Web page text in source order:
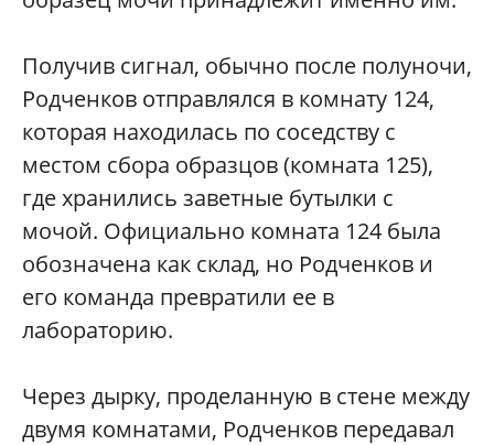
Получив сигнал, обычно после полуночи,
Родченков отправлялся в комнату 124,
которая находилась по соседству с
местом сбора образцов (комната 125),
где хранились заветные бутылки с
мочой. Официально комната 124 была
обозначена как склад, но Родченков и
его команда превратили ее в
лабораторию.
Через дырку, проделанную в стене между
двумя комнатами, Родченков передавал